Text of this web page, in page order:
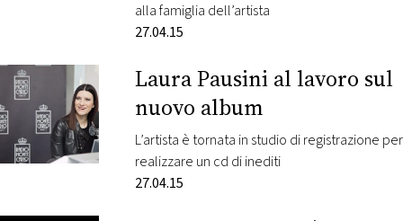
alla famiglia dell’artista
27.04.15
Laura Pausini al lavoro sul
nuovo album
L’artista è tornata in studio di registrazione per
realizzare un cd di inediti
27.04.15